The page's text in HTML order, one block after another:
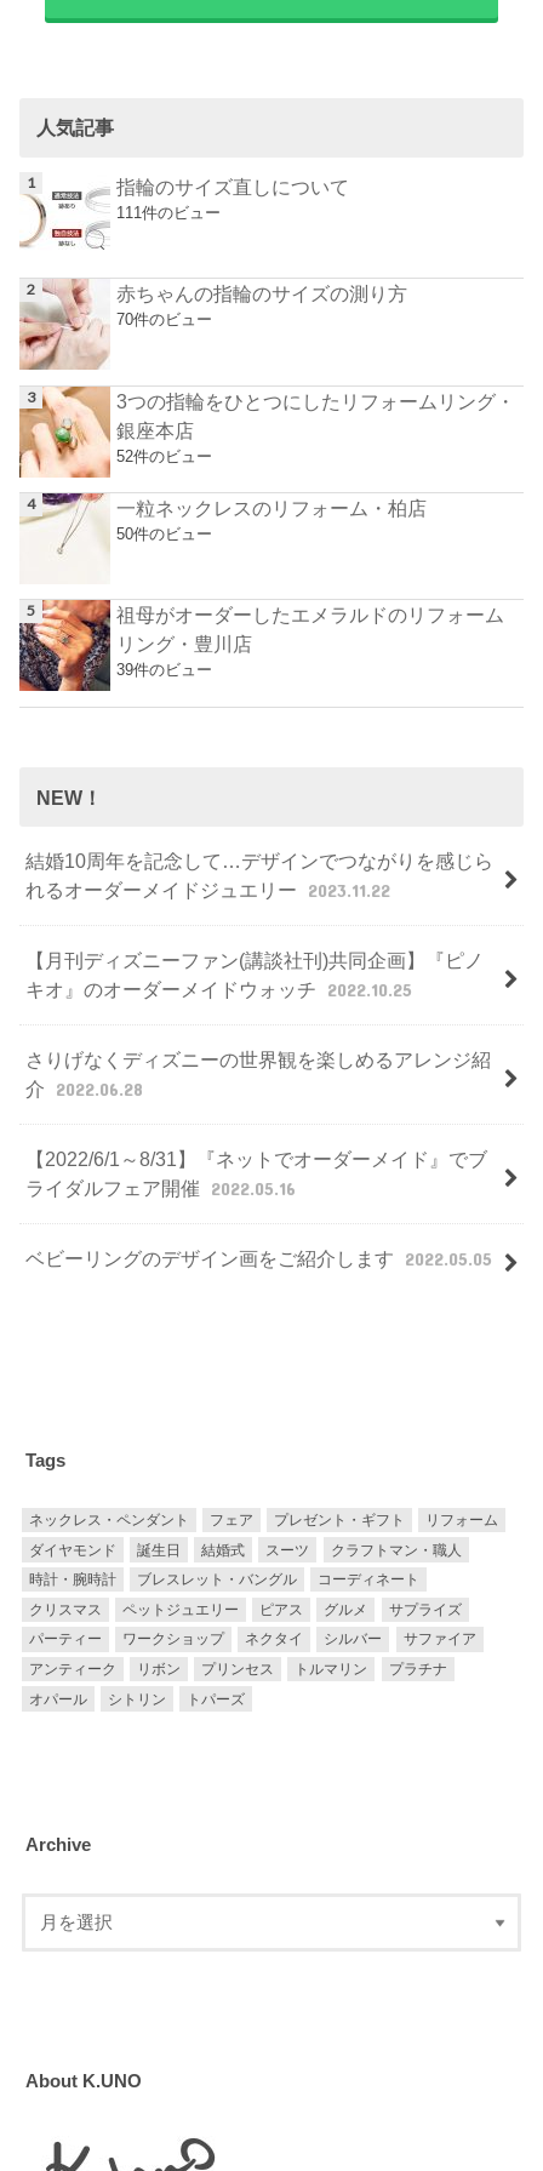
人気記事
指輪のサイズ直しについて
111件のビュー
赤ちゃんの指輪のサイズの測り方
70件のビュー
3つの指輪をひとつにしたリフォームリング・
銀座本店
52件のビュー
一粒ネックレスのリフォーム・柏店
50件のビュー
祖母がオーダーしたエメラルドのリフォーム
リング・豊川店
39件のビュー
NEW！
結婚10周年を記念して…デザインでつながりを感じら
れるオーダーメイドジュエリー
2023.11.22
【月刊ディズニーファン(講談社刊)共同企画】『ピノ
キオ』のオーダーメイドウォッチ
2022.10.25
さりげなくディズニーの世界観を楽しめるアレンジ紹
介
2022.06.28
【2022/6/1～8/31】『ネットでオーダーメイド』でブ
ライダルフェア開催
2022.05.16
ベビーリングのデザイン画をご紹介します 2022.05.05
Tags
ネックレス・ペンダント フェア プレゼント・ギフト
リフォーム
ダイヤモンド
誕生日 結婚式 スーツ
クラフトマン・職人
時計・腕時計
ブレスレット・バングル
コーディネート
クリスマス
ペットジュエリー ピアス グルメ
サプライズ
パーティー
ワークショップ ネクタイ シルバー
サファイア
アンティーク
リボン プリンセス トルマリン
プラチナ
オパール
シトリン トパーズ
Archive
About K.UNO